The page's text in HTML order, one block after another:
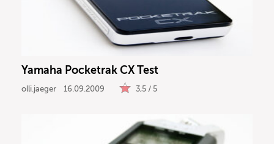
Yamaha Pocketrak CX Test
olli.jaeger 16.09.2009 3,5 / 5